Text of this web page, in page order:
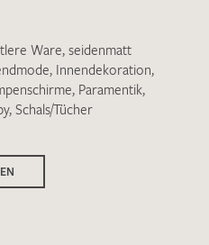
meine angegebenen Daten
genutzt werden.
habe ich zur Kenntnis
diese.
Ware, seidenmatt
, Innendekoration,
, Paramentik,
, Schals/Tücher